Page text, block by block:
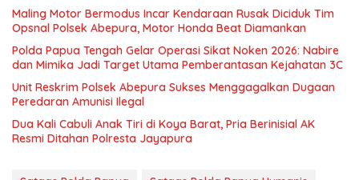
Maling Motor Bermodus Incar Kendaraan Rusak Diciduk Tim
Opsnal Polsek Abepura, Motor Honda Beat Diamankan
Polda Papua Tengah Gelar Operasi Sikat Noken 2026: Nabire
dan Mimika Jadi Target Utama Pemberantasan Kejahatan 3C
Unit Reskrim Polsek Abepura Sukses Menggagalkan Dugaan
Peredaran Amunisi Ilegal
Dua Kali Cabuli Anak Tiri di Koya Barat, Pria Berinisial AK
Resmi Ditahan Polresta Jayapura